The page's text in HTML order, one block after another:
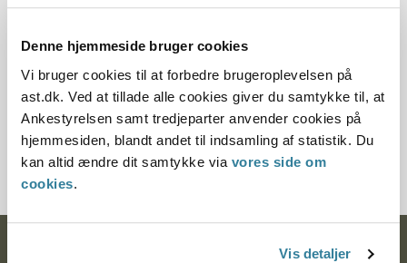
Denne hjemmeside bruger cookies
Vi bruger cookies til at forbedre brugeroplevelsen på
ast.dk. Ved at tillade alle cookies giver du samtykke til, at
Ankestyrelsen samt tredjeparter anvender cookies på
hjemmesiden, blandt andet til indsamling af statistik. Du
kan altid ændre dit samtykke via vores side om
cookies.
Vis detaljer
§ 27 § 22
Journalnummer
701514-96